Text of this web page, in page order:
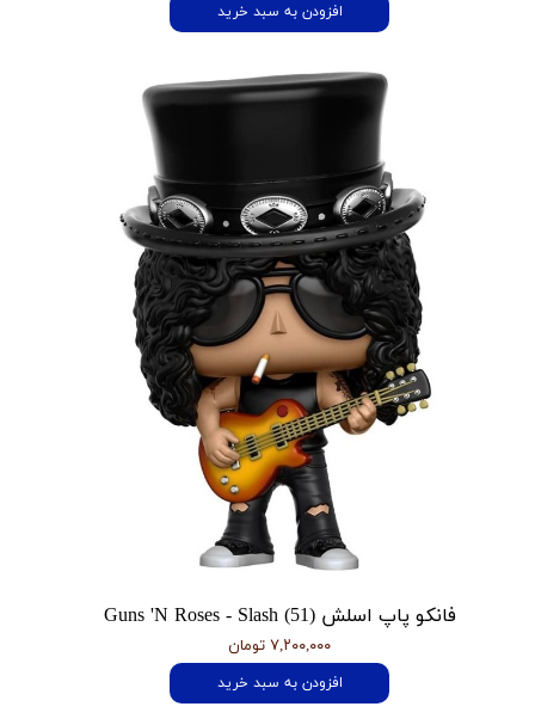
افزودن به سبد خرید
فانکو پاپ اسلش Guns 'N Roses - Slash (51)
۷,۲۰۰,۰۰۰ تومان
افزودن به سبد خرید